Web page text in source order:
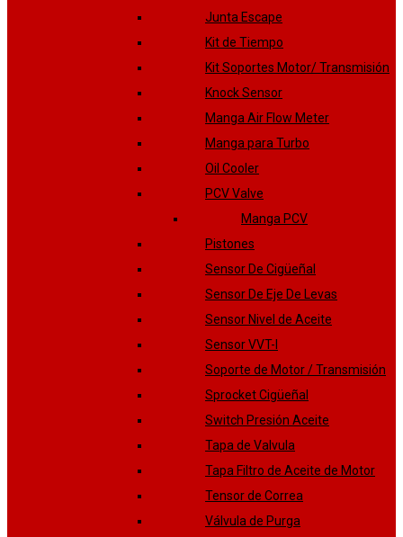
Junta Escape
Kit de Tiempo
Kit Soportes Motor/ Transmisión
Knock Sensor
Manga Air Flow Meter
Manga para Turbo
Oil Cooler
PCV Valve
Manga PCV
Pistones
Sensor De Cigüeñal
Sensor De Eje De Levas
Sensor Nivel de Aceite
Sensor VVT-I
Soporte de Motor / Transmisión
Sprocket Cigüeñal
Switch Presión Aceite
Tapa de Valvula
Tapa Filtro de Aceite de Motor
Tensor de Correa
Válvula de Purga